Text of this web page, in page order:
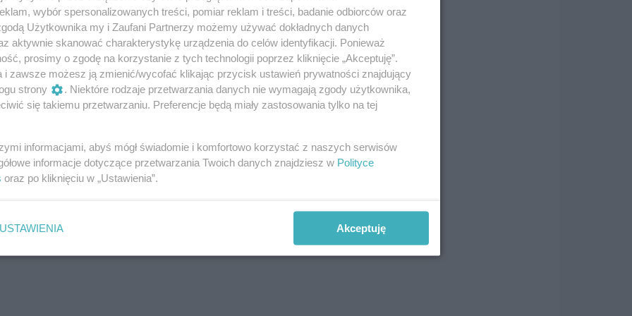
pokazują nam, że zawsze trzeba być czujnym jeśli chodzi o
do mnie słuchy o tych zdarzeniach, skierowałem interpelację
patroli straży miejskiej oraz wystosowanie
Policji o wzmożone patrole przy szkołach. Jako rodzice
niepokojący sygnał – mówi radny Prawa i Sprawiedliwości
nie brakuje kontroli policji i straży miejskiej.
wybór spersonalizowanych treści, pomiar reklam i treści, badanie odbiorców oraz
Użytkownika my i Zaufani Partnerzy możemy używać dokładnych danych
aktywnie skanować charakterystykę urządzenia do celów identyfikacji. Ponieważ
prosimy o zgodę na korzystanie z tych technologii poprzez kliknięcie „Akceptuję”.
i zawsze możesz ją zmienić/wycofać klikając przycisk ustawień prywatności znajdujący
strony
. Niektóre rodzaje przetwarzania danych nie wymagają zgody użytkownika,
się takiemu przetwarzaniu. Preferencje będą miały zastosowania tylko na tej
informacjami, abyś mógł świadomie i komfortowo korzystać z naszych serwisów
informacje dotyczące przetwarzania Twoich danych znajdziesz w Polityce
oraz po kliknięciu w „Ustawienia”.
USTAWIENIA Akceptuję